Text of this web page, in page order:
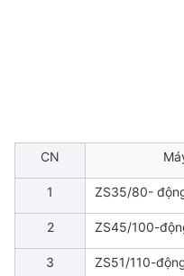
CN
1 ZS35/80-
2 ZS45/100-
3 ZS51/110-